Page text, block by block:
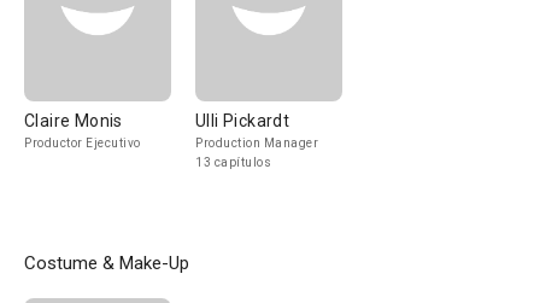
Claire Monis
Productor Ejecutivo
Ulli Pickardt
Production Manager
13 capítulos
Costume & Make-Up